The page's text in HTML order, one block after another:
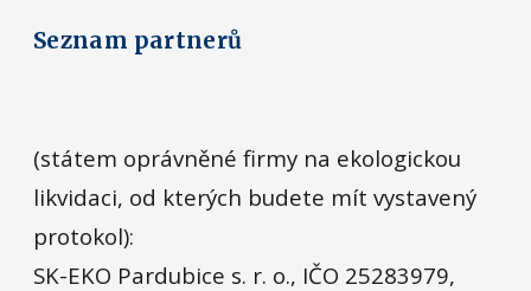
Seznam partnerů
(státem oprávněné firmy na ekologickou
likvidaci, od kterých budete mít vystavený
protokol):
SK-EKO Pardubice s. r. o., IČO 25283979,